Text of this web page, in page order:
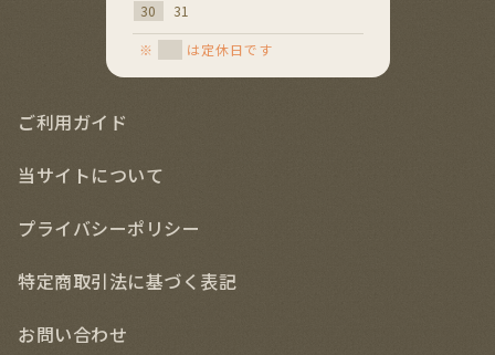
30
31
※ は定休日です
ご利用ガイド
当サイトについて
プライバシーポリシー
特定商取引法に基づく表記
お問い合わせ